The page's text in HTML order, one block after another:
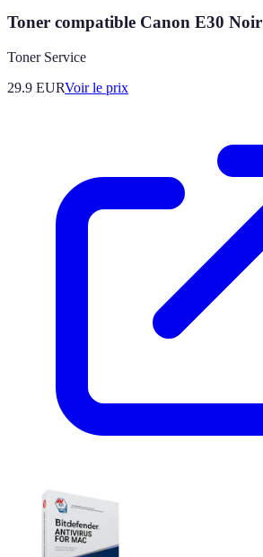
Toner compatible Canon E30 Noir
Toner Service
29.9 EURVoir le prix